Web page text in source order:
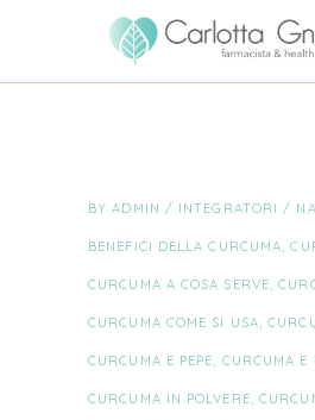
BYADMIN INTEGRATORI /
BENEFICI DELLA CURCUMA,
CURCUMA A COSA SERVE,
CURCUMA COME SI USA,
CURCUMA E PEPE, CURCUMA E
CURCUMA IN POLVERE,